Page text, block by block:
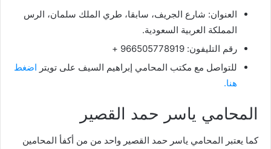
العنوان: شارع الجريف، سابقا، طري الملك سلمان، الرس
المملكة العربية السعودية.
رقم التليفون: 966505778919 +
للتواصل مع مكتب المحامي إبراهيم السيف على تويتر اضغط
هنا.
المحامي ياسر حمد القصير
كما يعتبر المحامي ياسر حمد القصير واحد من من أكفأ المحامين